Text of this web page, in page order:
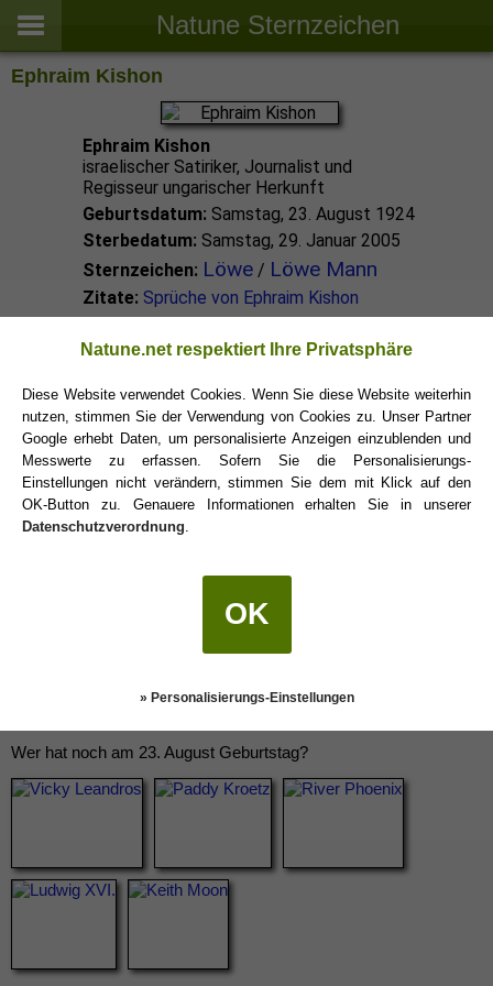
Natune Sternzeichen
Ephraim Kishon
Ephraim Kishon
israelischer Satiriker, Journalist und
Regisseur ungarischer Herkunft
Geburtsdatum: Samstag, 23. August 1924
Sterbedatum: Samstag, 29. Januar 2005
Sternzeichen: Löwe/ Löwe Mann
Zitate: Sprüche von Ephraim Kishon
Löwe Promis
Löwe Sternzeichen
Wer hat noch am 23. August Geburtstag?
Natune.net respektiert Ihre Privatsphäre
Diese Website verwendet Cookies. Wenn Sie diese Website weiterhin
nutzen, stimmen Sie der Verwendung von Cookies zu. Unser Partner
Google erhebt Daten, um personalisierte Anzeigen einzublenden und
Messwerte zu erfassen. Sofern Sie die Personalisierungs-
Einstellungen nicht verändern, stimmen Sie dem mit Klick auf den
OK-Button zu. Genauere Informationen erhalten Sie in unserer
Datenschutzverordnung.
OK
» Personalisierungs-Einstellungen